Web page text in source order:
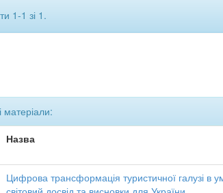
1-1 зі 1.
матеріали:
Назва
Цифрова трансформація туристичної галузі в